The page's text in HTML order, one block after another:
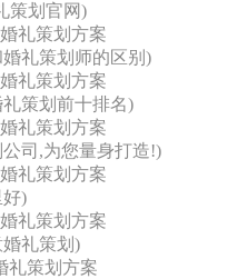
策划官网)
礼策划方案
礼策划师的区别)
礼策划方案
策划前十排名)
礼策划方案
司,为您量身打造!)
礼策划方案
)
礼策划方案
礼策划)
礼策划方案